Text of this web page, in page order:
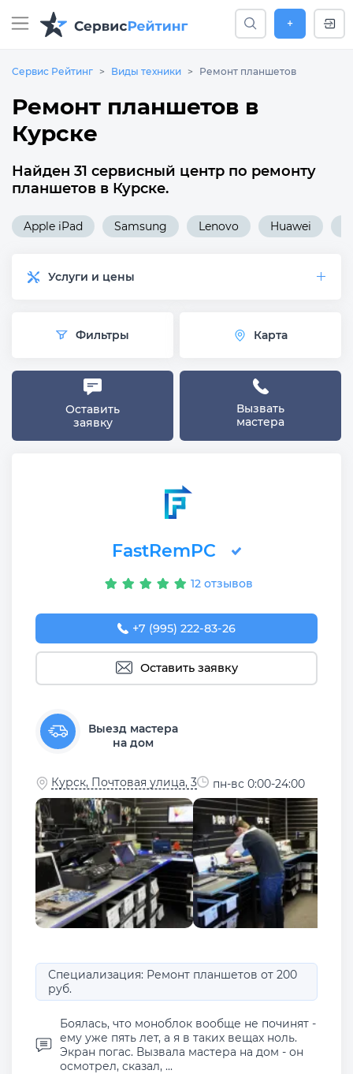
+
Сервис Рейтинг Виды техники Ремонт планшетов
Ремонт планшетов в
Курске
Найден 31 сервисный центр по ремонту
планшетов в Курске.
Apple iPad Samsung Lenovo Huawei
Услуги и цены
Фильтры Карта
Оставить
заявку
Вызвать
мастера
FastRemPC
12 отзывов
+7 (995) 222-83-26
Оставить заявку
Выезд мастера
на дом
Курск, Почтовая улица, 3 пн-вс 0:00-24:00
Специализация: Ремонт планшетов от 200
руб.
Боялась, что моноблок вообще не починят -
ему уже пять лет, а я в таких вещах ноль.
Экран погас. Вызвала мастера на дом - он
осмотрел, сказал, ...